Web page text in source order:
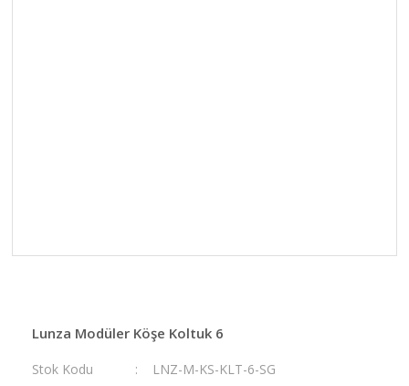
Lunza Modüler Köşe Koltuk 6
Stok Kodu
LNZ-M-KS-KLT-6-SG